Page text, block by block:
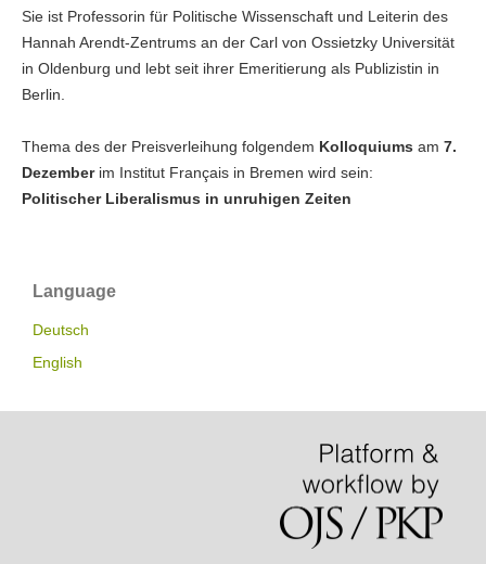
Sie ist Professorin für Politische Wissenschaft und Leiterin des
Hannah Arendt-Zentrums an der Carl von Ossietzky Universität
in Oldenburg und lebt seit ihrer Emeritierung als Publizistin in
Berlin.
Thema des der Preisverleihung folgendem Kolloquiums am 7.
Dezemberim Institut Français in Bremen wird sein:
Politischer Liberalismus in unruhigen Zeiten
Language
Deutsch
English